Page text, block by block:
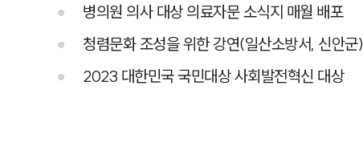
병의원 의사 대상 의료자문 소식지 매월 배포
청렴문화 조성을 위한 강연(일산소방서, 신안군)
2023 대한민국 국민대상 사회발전혁신 대상